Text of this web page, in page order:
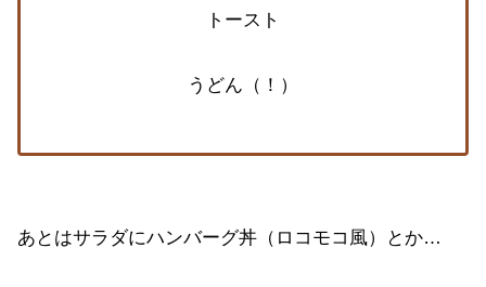
トースト
うどん（！）
あとはサラダにハンバーグ丼（ロコモコ風）とか…